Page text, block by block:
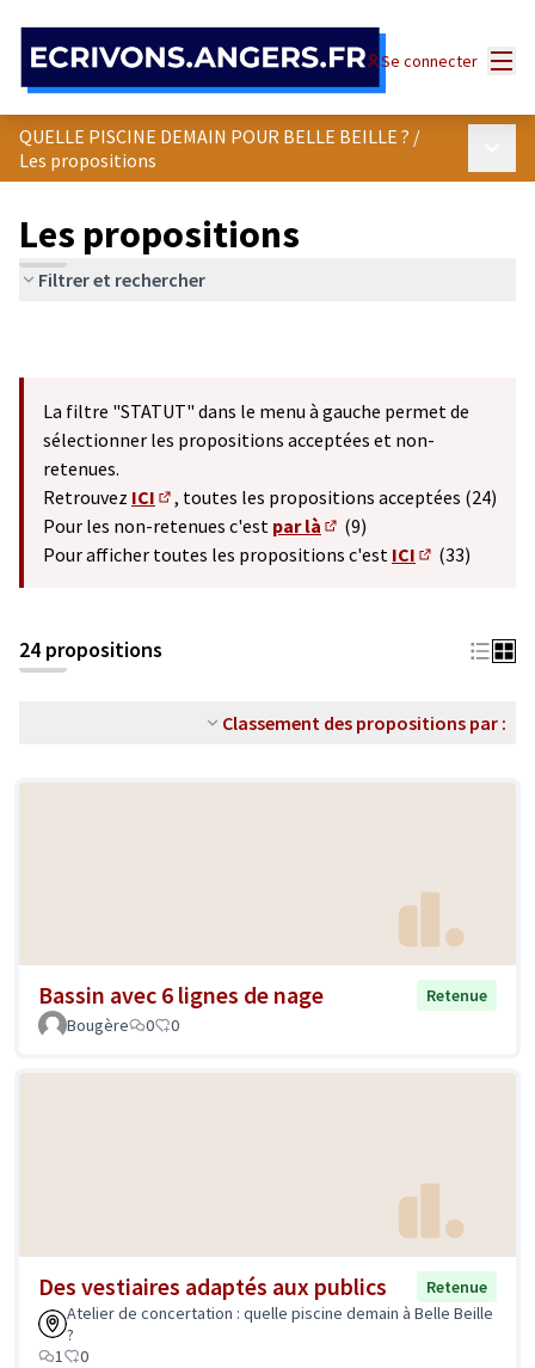
Se connecter
QUELLE PISCINE DEMAIN POUR BELLE BEILLE ? /
Les propositions
Les propositions
Filtrer et rechercher
La filtre "STATUT" dans le menu à gauche permet de
sélectionner les propositions acceptées et non-
retenues.
Retrouvez ICI
(S'ouvre dans un nouvel onglet)
, toutes les propositions acceptées (24)
Pour les non-retenues c'est par là
(S'ouvre dans un nouvel
(9)
Pour afficher toutes les propositions c'est ICI
(33)
24 propositions
Classement des propositions par :
Bassin avec 6 lignes de nage
Retenue
Bougère
0 0
Des vestiaires adaptés aux publics
Retenue
Atelier de concertation : quelle piscine demain à Belle Beille
?
1
0